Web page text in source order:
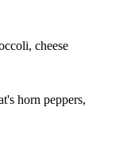
cheese
horn peppers,